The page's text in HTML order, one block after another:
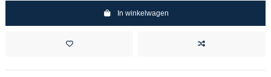
In winkelwagen